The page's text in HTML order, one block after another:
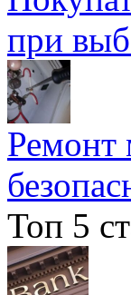
при
Ремонт
Топ 5